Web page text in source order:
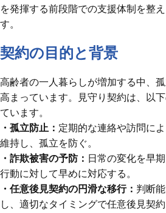
を発揮する前段階での支援体制を整
す。
契約の目的と背景
高齢者の一人暮らしが増加する中、
高まっています。見守り契約は、以
ています。
・孤立防止： 定期的な連絡や訪問に
維持し、孤立を防ぐ。
・詐欺被害の予防： 日常の変化を早
行動に対して早めに対応する。
・任意後見契約の円滑な移行： 判断
し、適切なタイミングで任意後見契約